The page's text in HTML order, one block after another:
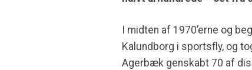
I midten af 1970’erne og
Kalundborg i sportsfly, og
Agerbæk genskabt 70 af